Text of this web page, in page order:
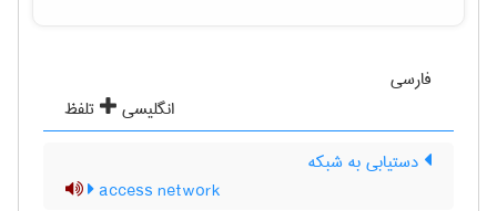
فارسی
انگلیسی
تلفظ
دستیابی به شبکه
access network